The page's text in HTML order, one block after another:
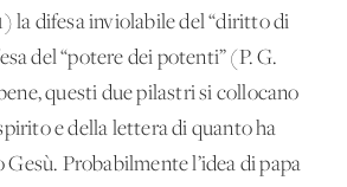
la difesa inviolabile del “diritto di
del “potere dei potenti” (P. G.
questi due pilastri si collocano
e della lettera di quanto ha
Probabilmente l’idea di papa